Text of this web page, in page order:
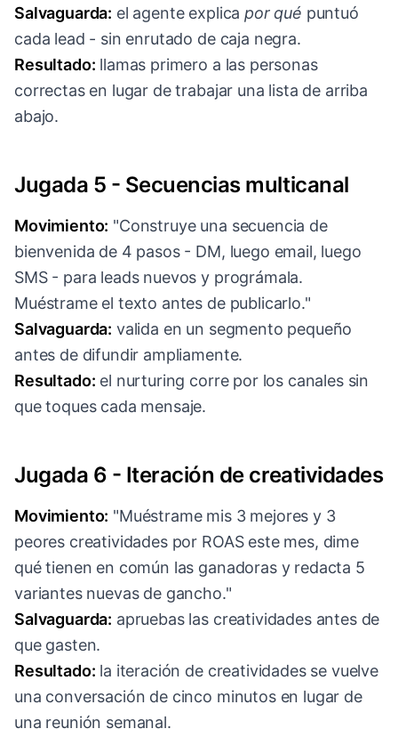
Salvaguarda: el agente explicapor qué puntuó
cada lead - sin enrutado de caja negra.
Resultado: llamas primero a las personas
correctas en lugar de trabajar una lista de arriba
abajo.
Jugada 5 - Secuencias multicanal
Movimiento: "Construye una secuencia de
bienvenida de 4 pasos - DM, luego email, luego
SMS - para leads nuevos y prográmala.
Muéstrame el texto antes de publicarlo."
Salvaguarda: valida en un segmento pequeño
antes de difundir ampliamente.
Resultado: el nurturing corre por los canales sin
que toques cada mensaje.
Jugada 6 - Iteración de creatividades
Movimiento: "Muéstrame mis 3 mejores y 3
peores creatividades por ROAS este mes, dime
qué tienen en común las ganadoras y redacta 5
variantes nuevas de gancho."
Salvaguarda: apruebas las creatividades antes de
que gasten.
Resultado: la iteración de creatividades se vuelve
una conversación de cinco minutos en lugar de
una reunión semanal.